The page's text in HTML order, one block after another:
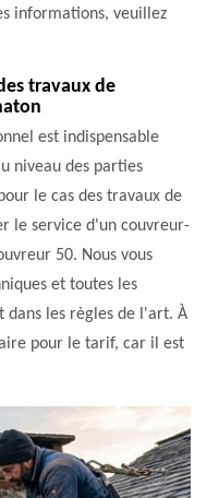
informations, veuillez
travaux de
est indispensable
niveau des parties
le cas des travaux de
le service d'un couvreur-
50. Nous vous
et toutes les
les règles de l'art. À
pour le tarif, car il est